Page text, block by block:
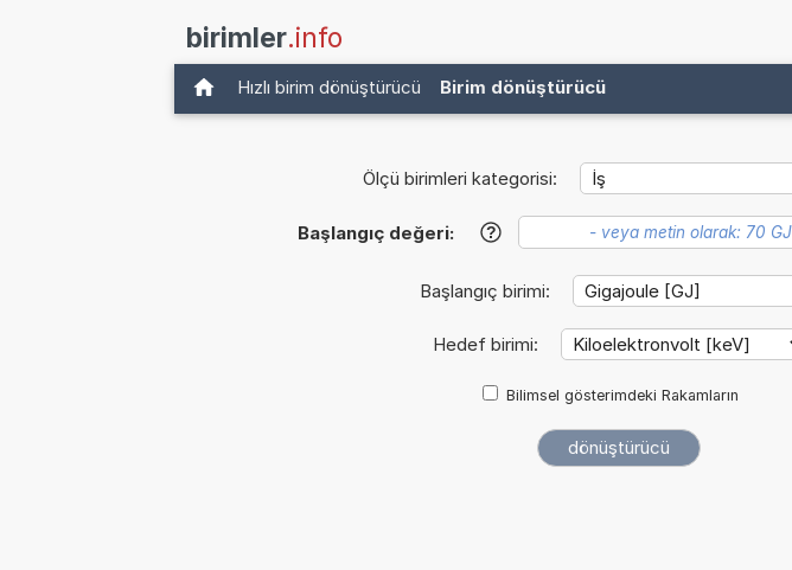
birimler.info
Hızlı birim dönüştürücü Birim dönüştürücü
Ölçü birimleri kategorisi:
Başlangıç değeri: ?
Başlangıç birimi:
Hedef birimi:
Bilimsel gösterimdeki Rakamların